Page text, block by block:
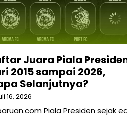
Juara Piala
2015 sampai 2026,
Selanjutnya?
16, 2026
Piala Presiden sejak